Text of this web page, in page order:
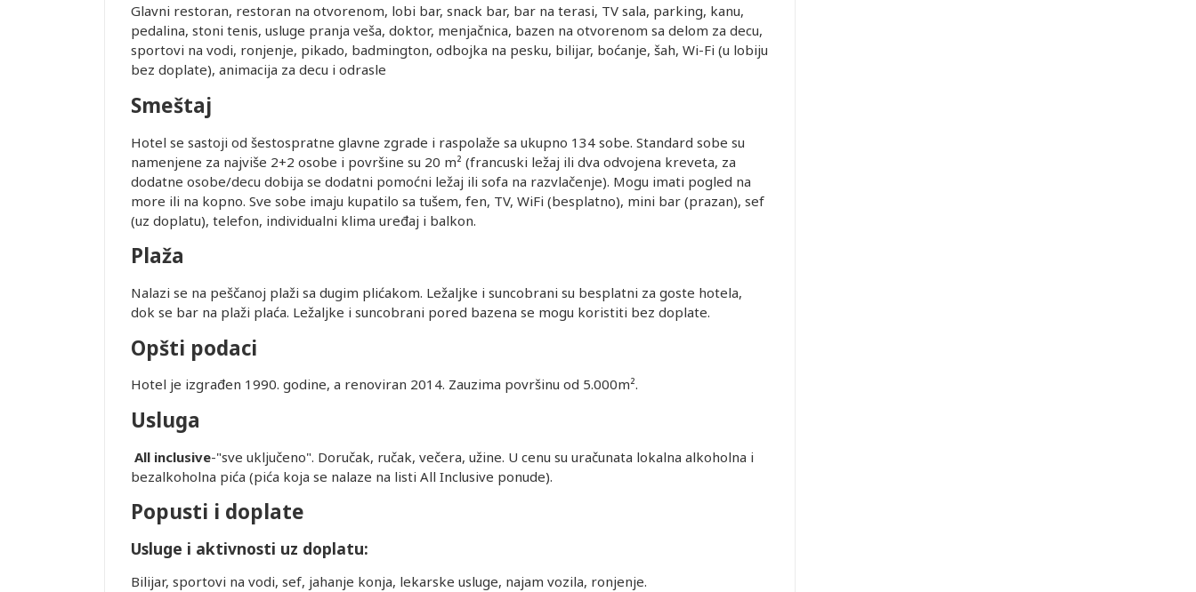
Glavni restoran, restoran na otvorenom, lobi bar, snack bar, bar na terasi, TV sala, parking, kanu,
pedalina, stoni tenis, usluge pranja veša, doktor, menjačnica, bazen na otvorenom sa delom za decu,
sportovi na vodi, ronjenje, pikado, badmington, odbojka na pesku, bilijar, boćanje, šah, Wi-Fi (u lobiju
bez doplate), animacija za decu i odrasle
Smeštaj
Hotel se sastoji od šestospratne glavne zgrade i raspolaže sa ukupno 134 sobe. Standard sobe su
namenjene za najviše 2+2 osobe i površine su 20 m² (francuski ležaj ili dva odvojena kreveta, za
dodatne osobe/decu dobija se dodatni pomoćni ležaj ili sofa na razvlačenje). Mogu imati pogled na
more ili na kopno. Sve sobe imaju kupatilo sa tušem, fen, TV, WiFi (besplatno), mini bar (prazan), sef
(uz doplatu), telefon, individualni klima uređaj i balkon.
Plaža
Nalazi se na peščanoj plaži sa dugim plićakom. Ležaljke i suncobrani su besplatni za goste hotela,
dok se bar na plaži plaća. Ležaljke i suncobrani pored bazena se mogu koristiti bez doplate.
Opšti podaci
Hotel je izgrađen 1990. godine, a renoviran 2014. Zauzima površinu od 5.000m².
Usluga
All inclusive-"sve uključeno". Doručak, ručak, večera, užine. U cenu su uračunata lokalna alkoholna i
bezalkoholna pića (pića koja se nalaze na listi All Inclusive ponude).
Popusti i doplate
Usluge i aktivnosti uz doplatu:
Bilijar, sportovi na vodi, sef, jahanje konja, lekarske usluge, najam vozila, ronjenje.